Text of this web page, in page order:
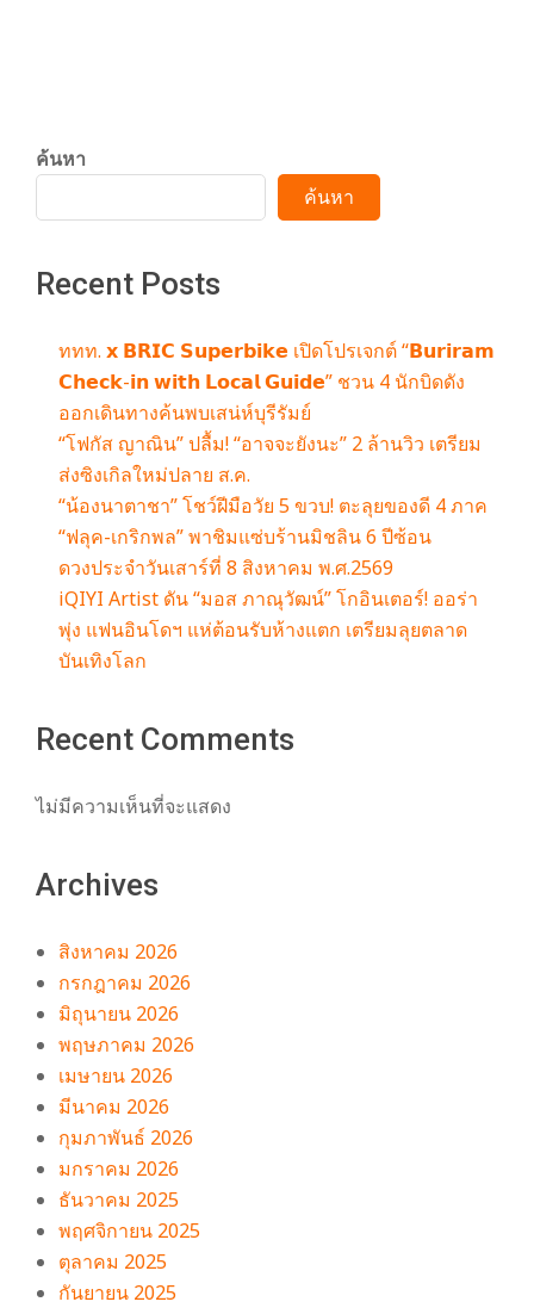
ค้นหา
ค้นหา
Recent Posts
ททท. 𝘅 𝗕𝗥𝗜𝗖 𝗦𝘂𝗽𝗲𝗿𝗯𝗶𝗸𝗲 เปิดโปรเจกต์ “𝗕𝘂𝗿𝗶𝗿𝗮𝗺
𝗖𝗵𝗲𝗰𝗸-𝗶𝗻 𝘄𝗶𝘁𝗵 𝗟𝗼𝗰𝗮𝗹 𝗚𝘂𝗶𝗱𝗲” ชวน 4 นักบิดดัง
ออกเดินทางค้นพบเสน่ห์บุรีรัมย์
“โฟกัส ญาณิน” ปลื้ม! “อาจจะยังนะ” 2 ล้านวิว เตรียม
ส่งซิงเกิลใหม่ปลาย ส.ค.
“น้องนาตาชา” โชว์ฝีมือวัย 5 ขวบ! ตะลุยของดี 4 ภาค
“ฟลุค-เกริกพล” พาชิมแซ่บร้านมิชลิน 6 ปีซ้อน
ดวงประจำวันเสาร์ที่ 8 สิงหาคม พ.ศ.2569
iQIYI Artist ดัน “มอส ภาณุวัฒน์” โกอินเตอร์! ออร่า
พุ่ง แฟนอินโดฯ แห่ต้อนรับห้างแตก เตรียมลุยตลาด
บันเทิงโลก
Recent Comments
ไม่มีความเห็นที่จะแสดง
Archives
สิงหาคม 2026
กรกฎาคม 2026
มิถุนายน 2026
พฤษภาคม 2026
เมษายน 2026
มีนาคม 2026
กุมภาพันธ์ 2026
มกราคม 2026
ธันวาคม 2025
พฤศจิกายน 2025
ตุลาคม 2025
กันยายน 2025